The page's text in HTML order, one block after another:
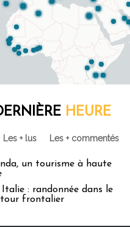
HEURE
Les + lus Les + commentés
un tourisme à haute
Italie : randonnée dans le
frontalier